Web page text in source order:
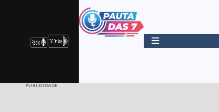
PUBLICIDADE